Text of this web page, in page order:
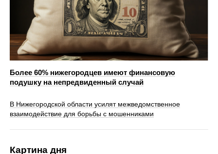
Более 60% нижегородцев имеют финансовую
подушку на непредвиденный случай
В Нижегородской области усилят межведомственное
взаимодействие для борьбы с мошенниками
Картина дня